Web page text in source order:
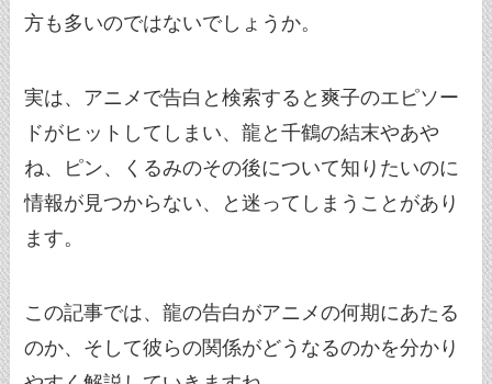
方も多いのではないでしょうか。
実は、アニメで告白と検索すると爽子のエピソー
ドがヒットしてしまい、龍と千鶴の結末やあや
ね、ピン、くるみのその後について知りたいのに
情報が見つからない、と迷ってしまうことがあり
ます。
この記事では、龍の告白がアニメの何期にあたる
のか、そして彼らの関係がどうなるのかを分かり